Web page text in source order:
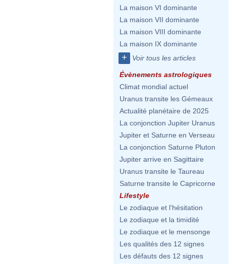
La maison VI dominante
La maison VII dominante
La maison VIII dominante
La maison IX dominante
+ Voir tous les articles
Évènements astrologiques
Climat mondial actuel
Uranus transite les Gémeaux
Actualité planétaire de 2025
La conjonction Jupiter Uranus
Jupiter et Saturne en Verseau
La conjonction Saturne Pluton
Jupiter arrive en Sagittaire
Uranus transite le Taureau
Saturne transite le Capricorne
Lifestyle
Le zodiaque et l'hésitation
Le zodiaque et la timidité
Le zodiaque et le mensonge
Les qualités des 12 signes
Les défauts des 12 signes